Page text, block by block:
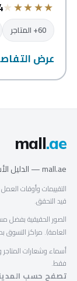
★
★
★
★
★
60+ المتاجر
عرض
mall.ae
mall.ae — الدليل الأشمل لمراكز التسوق في إمارات الدولة السبع.
التقييمات وأوقات العمل
قيد التحقق.
الصور الحقيقية بفضل
العامة). مراكز التسوق
أسماء وشعارات المتاجر
فقط.
تصفح حسب